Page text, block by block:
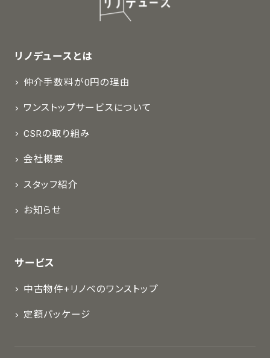
リノデュースとは
仲介手数料が0円の理由
ワンストップサービスについて
CSRの取り組み
会社概要
スタッフ紹介
お知らせ
サービス
中古物件+リノベのワンストップ
定額パッケージ